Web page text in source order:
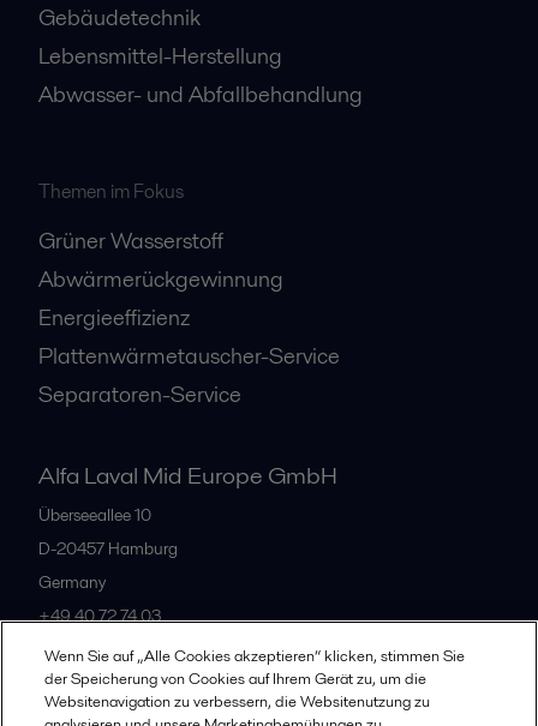
Gebäudetechnik
Lebensmittel-Herstellung
Abwasser- und Abfallbehandlung
Themen im Fokus
Grüner Wasserstoff
Abwärmerückgewinnung
Energieeffizienz
Plattenwärmetauscher-Service
Separatoren-Service
Alfa Laval Mid Europe GmbH
Überseeallee 10
D-20457 Hamburg
Germany
+49 40 72 74 03
Alle Büros
Wenn Sie auf „Alle Cookies akzeptieren“ klicken, stimmen Sie
der Speicherung von Cookies auf Ihrem Gerät zu, um die
Websitenavigation zu verbessern, die Websitenutzung zu